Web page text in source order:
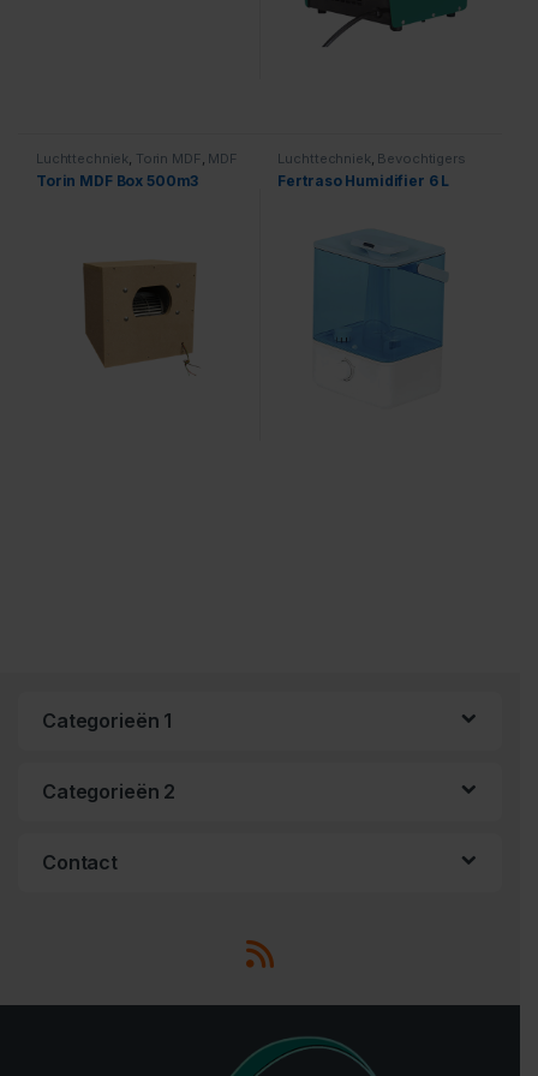
Luchttechniek, Torin MDF, MDF
Boxen
Torin MDF Box 500m3
Luchttechniek, Bevochtigers
Fertraso Humidifier 6 L
Categorieën 1
Categorieën 2
Contact